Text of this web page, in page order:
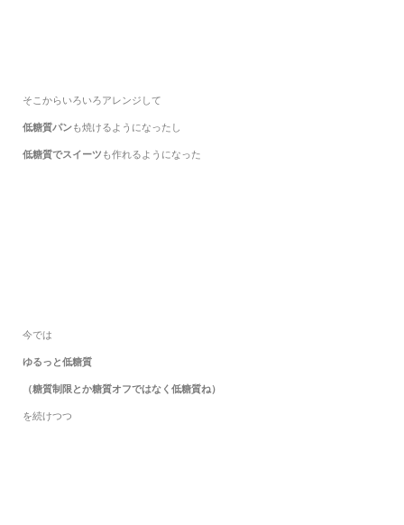
そこからいろいろアレンジして
低糖質パンも焼けるようになったし
低糖質でスイーツ も作れるようになった
今では
ゆるっと低糖質
（糖質制限とか糖質オフではなく低糖質ね）
を続けつつ